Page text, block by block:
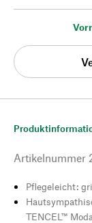
Artikelnummer
Pflegeleicht:
TENCEL™